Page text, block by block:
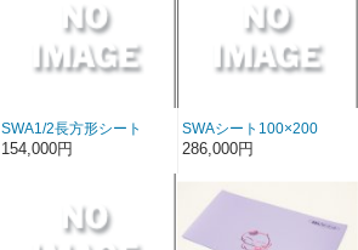
SWA1/2長方形シート
50×200
154,000円
SWAシート100×200
286,000円